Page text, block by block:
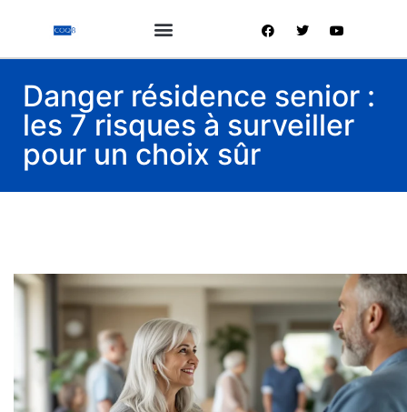
Danger résidence senior :
les 7 risques à surveiller
pour un choix sûr